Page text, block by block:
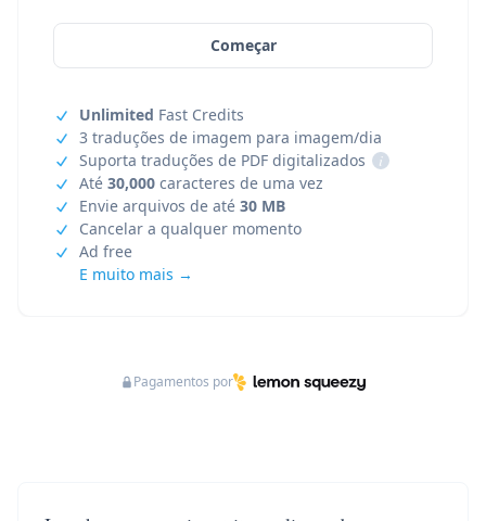
Começar
Unlimited Fast Credits
3 traduções de imagem para imagem/dia
Suporta traduções de PDF digitalizados
i
Até 30,000 caracteres de uma vez
Envie arquivos de até 30 MB
Cancelar a qualquer momento
Ad free
E muito mais →
Pagamentos por